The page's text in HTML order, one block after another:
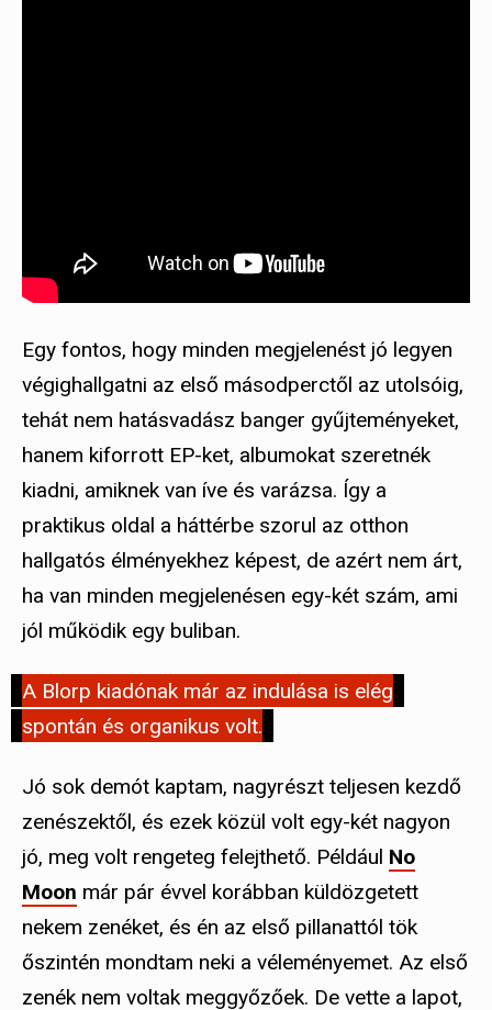
Egy fontos, hogy minden megjelenést jó legyen
végighallgatni az első másodperctől az utolsóig,
tehát nem hatásvadász banger gyűjteményeket,
hanem kiforrott EP-ket, albumokat szeretnék
kiadni, amiknek van íve és varázsa. Így a
praktikus oldal a háttérbe szorul az otthon
hallgatós élményekhez képest, de azért nem árt,
ha van minden megjelenésen egy-két szám, ami
jól működik egy buliban.
A Blorp kiadónak már az indulása is elég
spontán és organikus volt.
Jó sok demót kaptam, nagyrészt teljesen kezdő
zenészektől, és ezek közül volt egy-két nagyon
jó, meg volt rengeteg felejthető. Például No
Moon már pár évvel korábban küldözgetett
nekem zenéket, és én az első pillanattól tök
őszintén mondtam neki a véleményemet. Az első
zenék nem voltak meggyőzőek. De vette a lapot,